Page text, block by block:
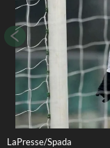
LaPresse/Spada